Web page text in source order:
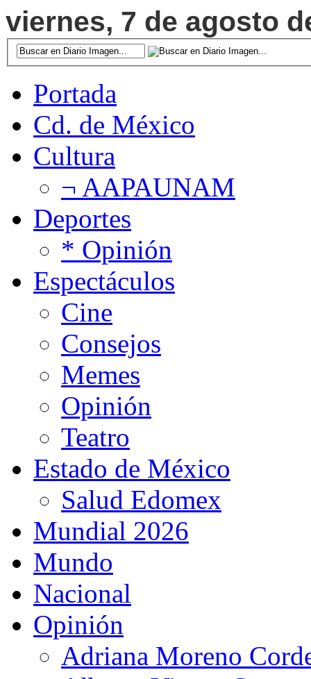
viernes, 7 de agosto
Portada
Cd. de México
Cultura
¬ AAPAUNAM
Deportes
* Opinión
Espectáculos
Cine
Consejos
Memes
Opinión
Teatro
Estado de México
Salud Edomex
Mundial 2026
Mundo
Nacional
Opinión
Adriana Moreno